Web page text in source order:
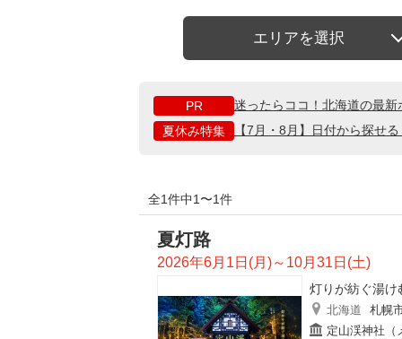
エリアを選択
PR
迷ったらココ！北海道の最
夏休み特集
【7月・8月】日付から探せ
全1件中1〜1件
夏灯路
2026年6月1日(月)～10月31日(土)
灯りが紡ぐ湯け
北海道
札幌
定山渓神社（